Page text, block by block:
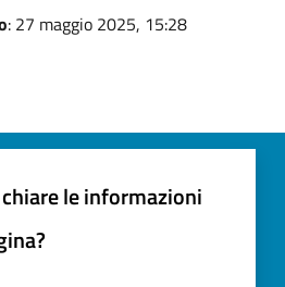
: 27 maggio 2025, 15:28
le informazioni